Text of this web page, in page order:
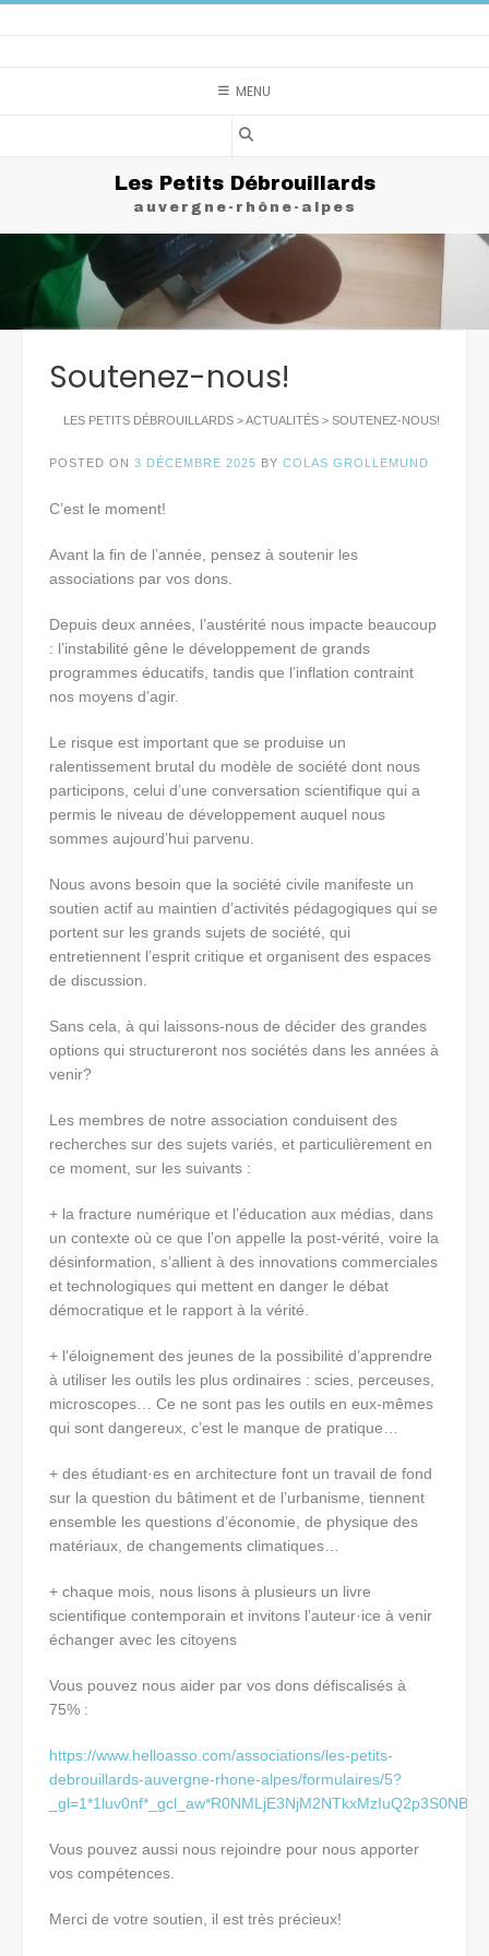
MENU
Les Petits Débrouillards
auvergne-rhône-alpes
Soutenez-nous!
LES PETITS DÉBROUILLARDS >ACTUALITÉS > SOUTENEZ-NOUS!
POSTED ON 3 DÉCEMBRE 2025 BY COLAS GROLLEMUND
C’est le moment!
Avant la fin de l’année, pensez à soutenir les
associations par vos dons.
Depuis deux années, l’austérité nous impacte beaucoup
: l’instabilité gêne le développement de grands
programmes éducatifs, tandis que l’inflation contraint
nos moyens d’agir.
Le risque est important que se produise un
ralentissement brutal du modèle de société dont nous
participons, celui d’une conversation scientifique qui a
permis le niveau de développement auquel nous
sommes aujourd’hui parvenu.
Nous avons besoin que la société civile manifeste un
soutien actif au maintien d’activités pédagogiques qui se
portent sur les grands sujets de société, qui
entretiennent l’esprit critique et organisent des espaces
de discussion.
Sans cela, à qui laissons-nous de décider des grandes
options qui structureront nos sociétés dans les années à
venir?
Les membres de notre association conduisent des
recherches sur des sujets variés, et particulièrement en
ce moment, sur les suivants :
+ la fracture numérique et l’éducation aux médias, dans
un contexte où ce que l’on appelle la post-vérité, voire la
désinformation, s’allient à des innovations commerciales
et technologiques qui mettent en danger le débat
démocratique et le rapport à la vérité.
+ l’éloignement des jeunes de la possibilité d’apprendre
à utiliser les outils les plus ordinaires : scies, perceuses,
microscopes… Ce ne sont pas les outils en eux-mêmes
qui sont dangereux, c’est le manque de pratique…
+ des étudiant·es en architecture font un travail de fond
sur la question du bâtiment et de l’urbanisme, tiennent
ensemble les questions d’économie, de physique des
matériaux, de changements climatiques…
+ chaque mois, nous lisons à plusieurs un livre
scientifique contemporain et invitons l’auteur·ice à venir
échanger avec les citoyens
Vous pouvez nous aider par vos dons défiscalisés à
75% :
https://www.helloasso.com/associations/les-petits-
debrouillards-auvergne-rhone-alpes/formulaires/5?
Vous pouvez aussi nous rejoindre pour nous apporter
vos compétences.
Merci de votre soutien, il est très précieux!